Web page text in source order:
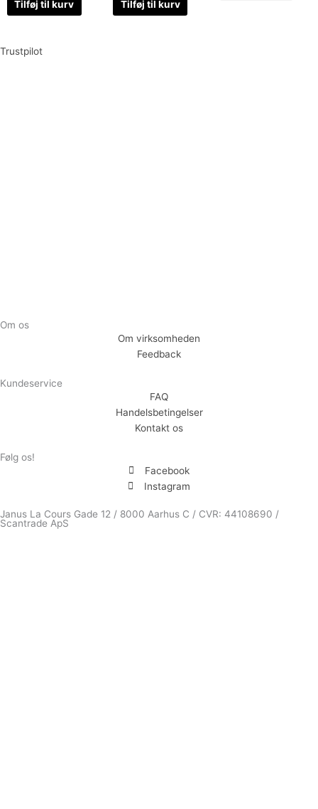
Tilføj til kurv Tilføj til kurv
Trustpilot
Om os
Om virksomheden
Feedback
Kundeservice
FAQ
Handelsbetingelser
Kontakt os
Følg os!
Facebook
Instagram
Janus La Cours Gade 12 / 8000 Aarhus C / CVR: 44108690 /
Scantrade ApS